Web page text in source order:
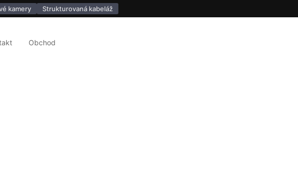
kamery Strukturovaná kabeláž
Obchod